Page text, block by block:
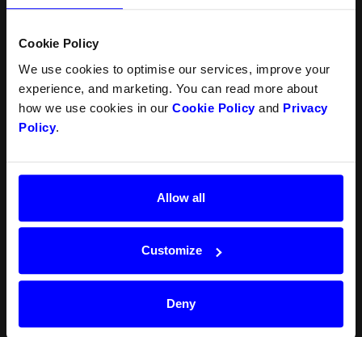
Cookie Policy
We use cookies to optimise our services, improve your
experience, and marketing. You can read more about
how we use cookies in our Cookie Policyand Privacy
Policy.
Allow all
Customize
Deny
Linker
Produkter
Dintero Backoffice
Quickr